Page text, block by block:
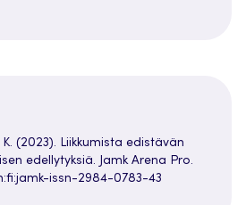
(2023). Liikkumista edistävän
edellytyksiä. Jamk Arena Pro.
issn-2984-0783-43